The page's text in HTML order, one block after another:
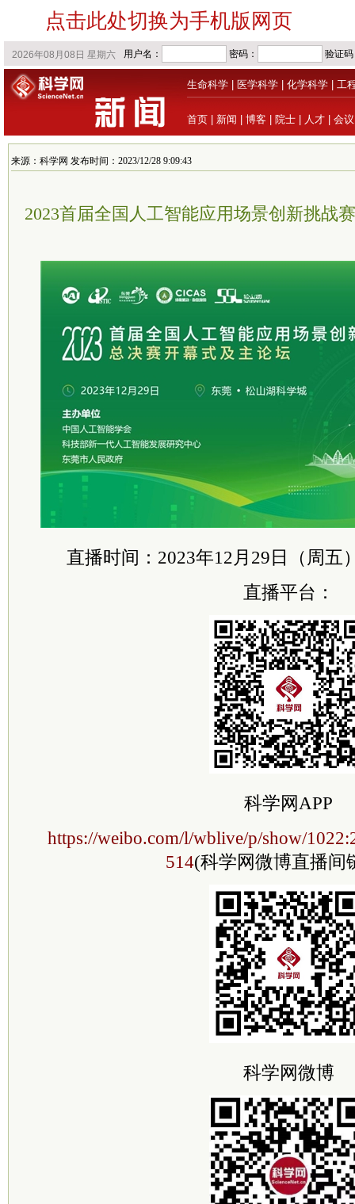
点击此处切换为手机版网页
生命科学 医学科学 化学科学 工
首页 新闻 博客 院士 人才 会议
来源：科学网 发布时间：2023/12/28 9:09:43
2023首届全国人工智能应用场景创新挑战
直播时间：2023年12月29日（周
直播平台：
科学网APP
https://weibo.com/l/wblive/p/show/
514(科学网微博直播间
科学网微博